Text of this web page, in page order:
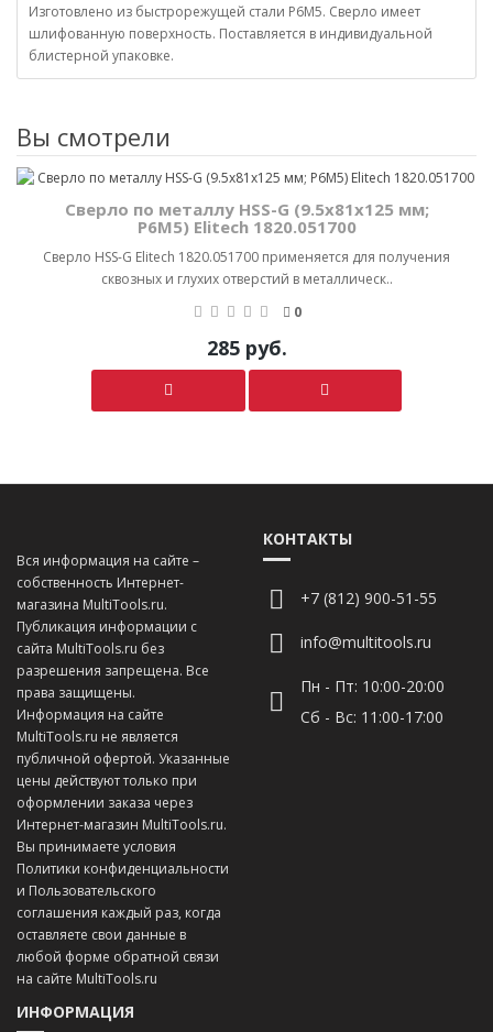
Изготовлено из быстрорежущей стали Р6М5. Сверло имеет
шлифованную поверхность. Поставляется в индивидуальной
блистерной упаковке.
Вы смотрели
Сверло по металлу HSS-G (9.5х81х125 мм;
Р6М5) Elitech 1820.051700
Сверло HSS-G Elitech 1820.051700 применяется для получения
сквозных и глухих отверстий в металлическ..
0
285 руб.
Вся информация на сайте –
собственность Интернет-
магазина MultiTools.ru.
Публикация информации с
сайта MultiTools.ru без
разрешения запрещена. Все
права защищены.
Информация на сайте
MultiTools.ru не является
публичной офертой. Указанные
цены действуют только при
оформлении заказа через
Интернет-магазин MultiTools.ru.
Вы принимаете условия
Политики конфиденциальности
и Пользовательского
соглашения каждый раз, когда
оставляете свои данные в
любой форме обратной связи
на сайте MultiTools.ru
КОНТАКТЫ
+7 (812) 900-51-55
info@multitools.ru
Пн - Пт: 10:00-20:00
Сб - Вс: 11:00-17:00
ИНФОРМАЦИЯ